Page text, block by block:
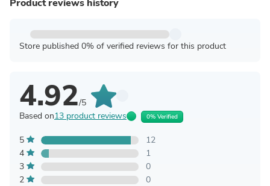
Product reviews history
Store published 0% of verified reviews for this product
4.92/5
Based on13 product reviews 0% Verified
5
12
4
1
3
0
2
0